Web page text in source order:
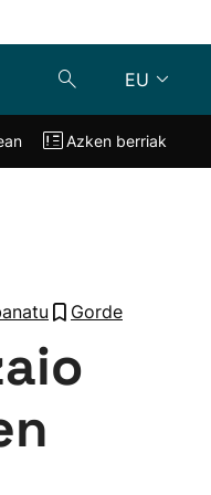
EU
Zuzenean
Azken berriak
Gorde